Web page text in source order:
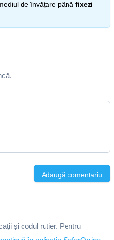
de învățare până fixezi
Adaugă comentariu
și codul rutier. Pentru